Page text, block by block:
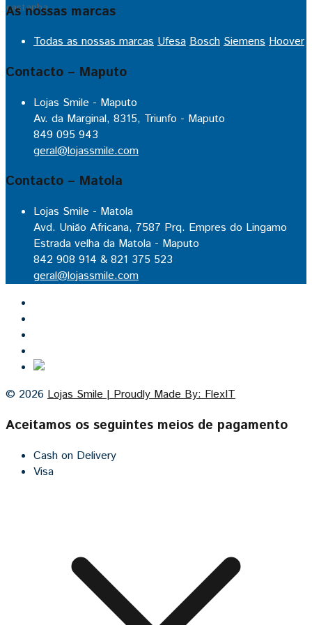
As nossas marcas
Todas as nossas marcas Ufesa Bosch Siemens Hoover
Contacto – Maputo
Lojas Smile - Maputo
Av. da Marginal, 8315, Triunfo - Maputo
849 095 943
geral@lojassmile.com
Contacto – Matola
Lojas Smile - Matola
Avd. União Africana, 7587 Prq. Empres do Lingamo
Estrada velha da Matola - Maputo
842 908 914 & 821 375 523
geral@lojassmile.com
© 2026 Lojas Smile | Proudly Made By: FlexIT
Aceitamos os seguintes meios de pagamento
Cash on Delivery
Visa